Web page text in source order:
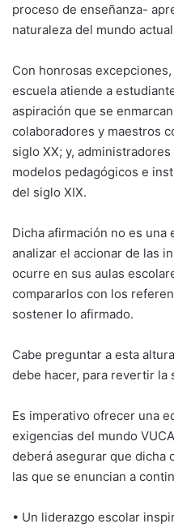
proceso de enseñanza-
naturaleza del mundo
Con honrosas
escuela atiende a
aspiración que se
colaboradores y maestros
siglo XX; y,
modelos pedagógicos e
del siglo XIX.
Dicha afirmación no es una
analizar el accionar de las
ocurre en sus aulas
compararlos con los
sostener lo afirmado.
Cabe preguntar a esta
debe hacer, para revertir la
Es imperativo ofrecer una
exigencias del mundo
deberá asegurar que dicha
las que se enuncian a
• Un liderazgo escolar